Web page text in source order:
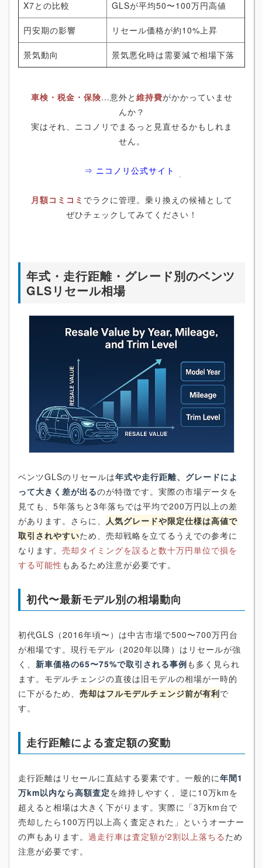
X7との比較 GLSが平均50〜100万円高値
円安期の影響 リセール価格が約10%上昇
景気動向 景気悪化時は需要減で相場下落
車検・税金・保険…意外と 維持費がかかっていませ
んか？
実はそれ、ニコノリでまるっと見直せるかもしれま
せん。
⇒ ニコノリ公式サイト
月額コミコミ でラクに管理。乗り換えの候補として
ぜひチェックしてみてください！
年式・走行距離・グレード別のベンツ
GLSリセール相場
ベンツGLSのリセールは年式や走行距離、グレードによ
って大きく差が出るのが特徴です。実際の市場データを
見ても、5年落ちと3年落ちでは平均で200万円以上の差
があります。さらに、 人気グレードや限定仕様は高値で
取引されやすいため、売却戦略を立てるうえでの参考に
なります。 売却タイミングを誤ると数十万円単位で損を
する可能性 もあるため注意が必要です。
初代〜最新モデル別の相場動向
初代GLS（2016年頃〜）は中古市場で500〜700万円台
が相場です。現行モデル（2020年以降）はリセールが強
く、 新車価格の65〜75%で取引される事例も多く見られ
ます。モデルチェンジの直後は旧モデルの相場が一時的
に下がるため、 売却はフルモデルチェンジ前が有利で
す。
走行距離による査定額の変動
走行距離はリセールに直結する要素です。一般的に年間1
万km以内なら高額査定を維持しやすく、逆に10万kmを
超えると相場は大きく下がります。実際に「3万km台で
売却したら100万円以上高く査定された」というオーナー
の声もあります。 過走行車は査定額が2割以上落ちる ため
注意が必要です。